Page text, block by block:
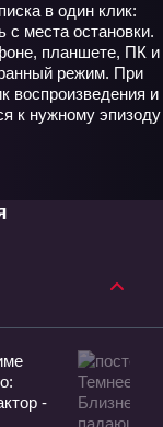
в один клик:
с места остановки.
планшете, ПК и
режим. При
воспроизведения и
к нужному эпизоду